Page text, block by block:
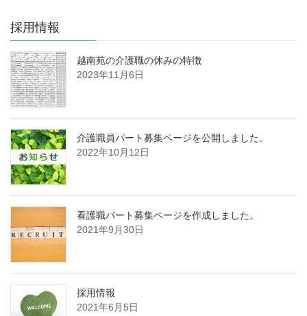
採用情報
越南苑の介護職の休みの特徴
2023年11月6日
介護職員パート募集ページを公開しました。
2022年10月12日
看護職パート募集ページを作成しました。
2021年9月30日
採用情報
2021年6月5日